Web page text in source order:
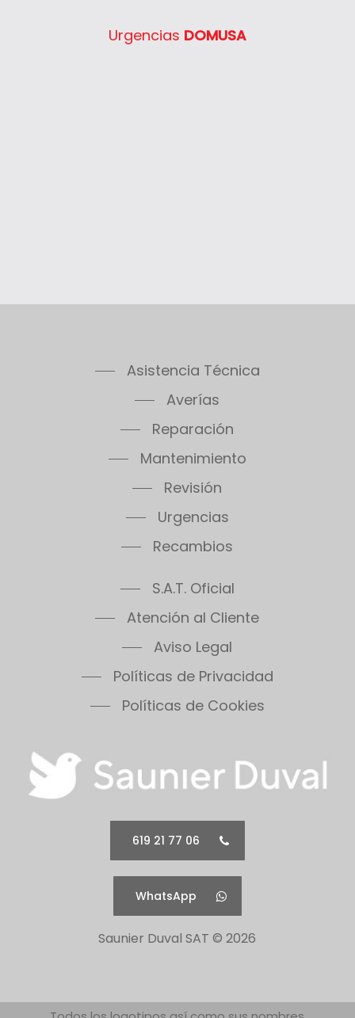
Urgencias DOMUSA
Asistencia Técnica
Averías
Reparación
Mantenimiento
Revisión
Urgencias
Recambios
S.A.T. Oficial
Atención al Cliente
Aviso Legal
Políticas de Privacidad
Políticas de Cookies
619 21 77 06
WhatsApp
Saunier Duval SAT ©2026